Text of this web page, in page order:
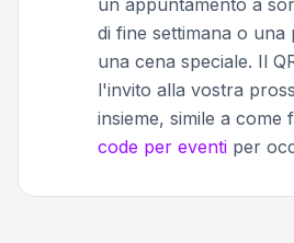
di fine settimana o
una cena speciale. Il
l'invito alla vostra
insieme, simile a come
code per eventi per